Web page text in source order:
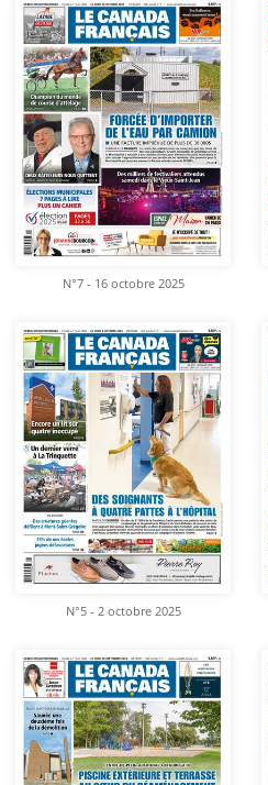
N°7 - 16 octobre 2025
N°5 - 2 octobre 2025